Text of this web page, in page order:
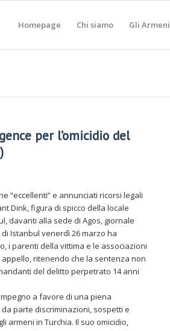
Homepage Chi siamo Gli Armeni
per l’omicidio del
“eccellenti” e annunciati ricorsi legali
Dink, figura di spicco della locale
davanti alla sede di Agos, giornale
Istanbul venerdì 26 marzo ha
i parenti della vittima e le associazioni
ritenendo che la sentenza non
del delitto perpetrato 14 anni
a favore di una piena
parte discriminazioni, sospetti e
armeni in Turchia. Il suo omicidio,